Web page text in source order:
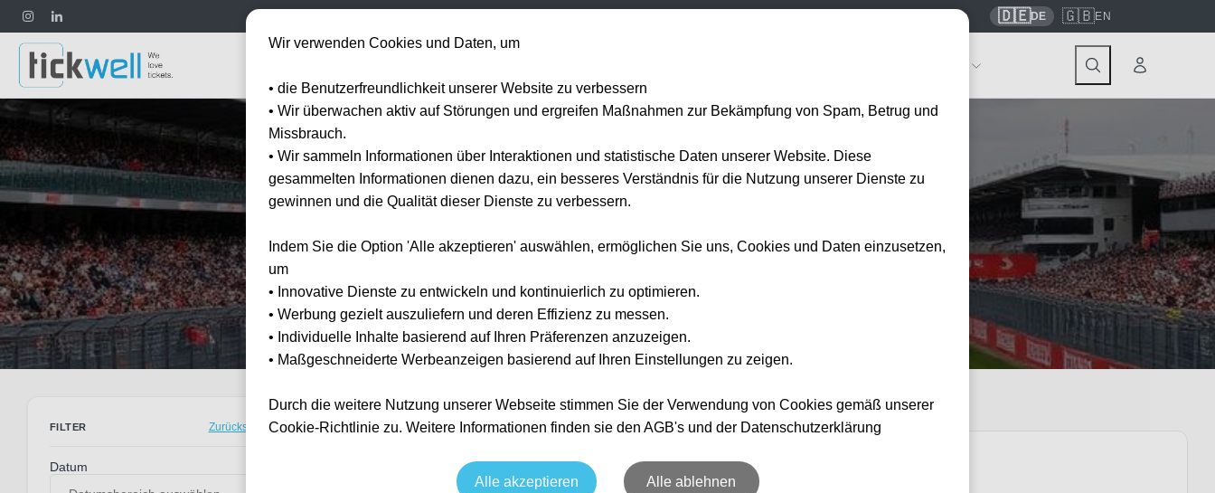
contact@tickwell-travel.de 🇩🇪DE 🇬🇧EN
Startseite
Erleben Sie den Grand Prix USA in Austin live — offizielle Tickets und Hotel-Pakete bei Tickwell.
FILTER Zurücksetzen
Datum
1 Events gefunden
Grand Prix USA 2026 - Fri/Sat/Sun Packages
Formel 1 2026
USA GP 2026
Wir verwenden Cookies und Daten, um
• die Benutzerfreundlichkeit unserer Website zu verbessern
• Wir überwachen aktiv auf Störungen und ergreifen Maßnahmen zur Bekämpfung von Spam, Betrug und
Missbrauch.
• Wir sammeln Informationen über Interaktionen und statistische Daten unserer Website. Diese
gesammelten Informationen dienen dazu, ein besseres Verständnis für die Nutzung unserer Dienste zu
gewinnen und die Qualität dieser Dienste zu verbessern.
Indem Sie die Option 'Alle akzeptieren' auswählen, ermöglichen Sie uns, Cookies und Daten einzusetzen,
um
• Innovative Dienste zu entwickeln und kontinuierlich zu optimieren.
• Werbung gezielt auszuliefern und deren Effizienz zu messen.
• Individuelle Inhalte basierend auf Ihren Präferenzen anzuzeigen.
• Maßgeschneiderte Werbeanzeigen basierend auf Ihren Einstellungen zu zeigen.
Durch die weitere Nutzung unserer Webseite stimmen Sie der Verwendung von Cookies gemäß unserer
Cookie-Richtlinie zu. Weitere Informationen finden sie den AGB's und der Datenschutzerklärung
Alle akzeptieren Alle ablehnen